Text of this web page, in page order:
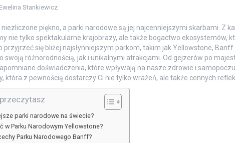
Ewelina Stankiewicz
niezliczone piękno, a parki narodowe są jej najcenniejszymi skarbami. Z
nie tylko spektakularne krajobrazy, ale także bogactwo ekosystemów,
przyjrzeć się bliżej najsłynniejszym parkom, takim jak Yellowstone,
swoją różnorodnością, jak i unikalnymi atrakcjami. Od gejzerów po
doświadczenia, które wpływają na nasze zdrowie i
która z pewnością dostarczy Ci nie tylko wrażeń, ale także cennych
parki narodowe na świecie?
w Parku Narodowym Yellowstone?
Parku Narodowego Banff?